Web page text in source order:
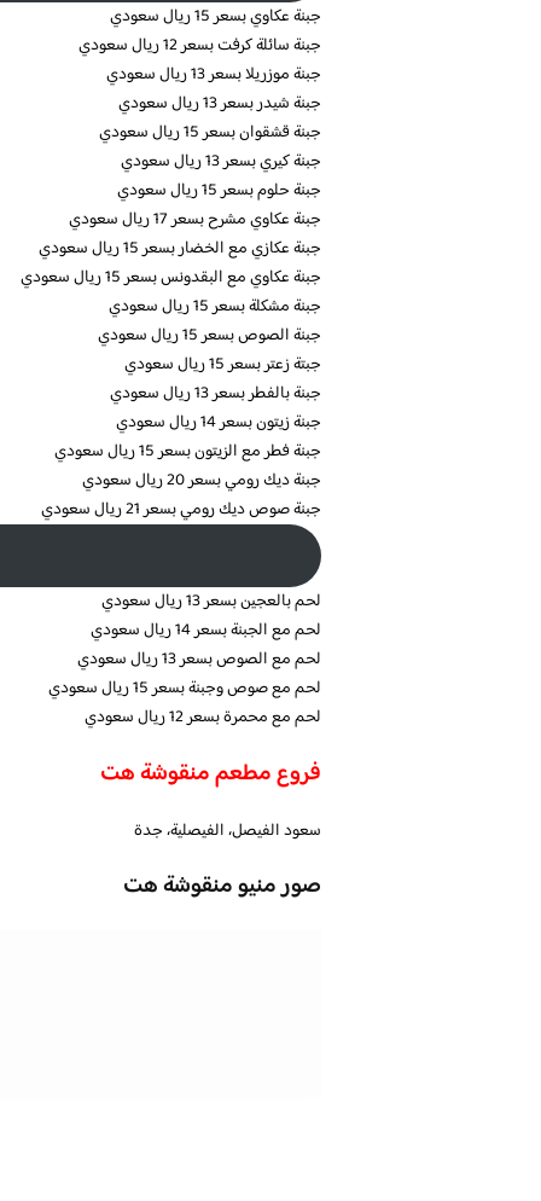
جبنة عكاوي بسعر 15 ريال سعودي
جبنة سائلة كرفت بسعر 12 ريال سعودي
جبنة موزريلا بسعر 13 ريال سعودي
جبنة شيدر بسعر 13 ريال سعودي
جبنة قشقوان بسعر 15 ريال سعودي
جبنة كيري بسعر 13 ريال سعودي
جبنة حلوم بسعر 15 ريال سعودي
جبنة عكاوي مشرح بسعر 17 ريال سعودي
جبنة عكازي مع الخضار بسعر 15 ريال سعودي
جبنة عكاوي مع البقدونس بسعر 15 ريال سعودي
جبنة مشكلة بسعر 15 ريال سعودي
جبنة الصوص بسعر 15 ريال سعودي
جبتة زعتر بسعر 15 ريال سعودي
جبنة بالفطر بسعر 13 ريال سعودي
جبنة زيتون بسعر 14 ريال سعودي
جبنة فطر مع الزيتون بسعر 15 ريال سعودي
جبنة ديك رومي بسعر 20 ريال سعودي
جبنة صوص ديك رومي بسعر 21 ريال سعودي
لحم بالعجين بسعر 13 ريال سعودي
لحم مع الجبنة بسعر 14 ريال سعودي
لحم مع الصوص بسعر 13 ريال سعودي
لحم مع صوص وجبنة بسعر 15 ريال سعودي
لحم مع محمرة بسعر 12 ريال سعودي
فروع مطعم منقوشة هت
سعود الفيصل، الفيصلية، جدة
صور منيو منقوشة هت